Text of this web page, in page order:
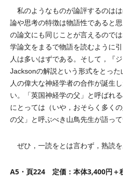
私のようなものが論評するのは
論や思考の特徴は物語性であると
の論文にも同じことが言えるので
学論文をまるで物語を読むように
人は多いはずである。そして，『
Jacksonの解説という形式をとっ
人の偉大な神経学者の合作が誕生
い。「英国神経学の父」と呼ばれ
にとっては（いや，おそらく多く
の父」と呼ぶべき山鳥先生が語って
ぜひ，一読をとは言わず，熟読を
A5・頁224 定価：本体3,400円＋